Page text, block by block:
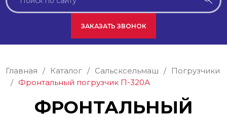
ЗАКАЗАТЬ ЗВОНОК
Главная / Каталог / Сальскcельмаш /
Погрузчики
/ Фронтальный погрузчик П-320А
ФРОНТАЛЬНЫЙ